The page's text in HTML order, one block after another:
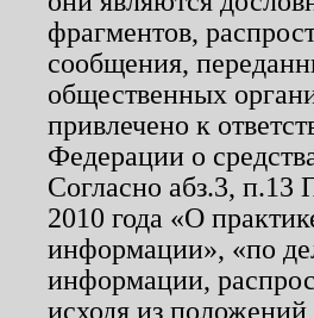
фрагментов,
сообщения,
общественных
привлечено к
Федерации о
Согласно абз.3,
2010 года «О
информации», «по
информации,
исходя из